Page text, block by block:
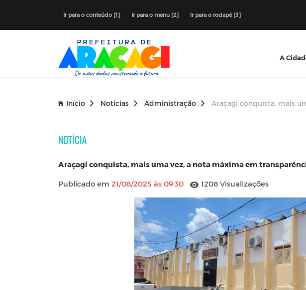
Ir para o conteúdo [1] Ir para o menu [2] Ir para o rodapé [3]
A
Início Notícias Administração Araçagi conquista, mais
NOTÍCIA
Araçagi conquista, mais uma vez, a nota máxima em
Publicado em 21/08/2025 às 09:30 1208 Visualizações